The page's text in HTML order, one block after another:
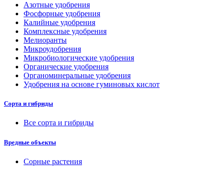
Азотные удобрения
Фосфорные удобрения
Калийные удобрения
Комплексные удобрения
Мелиоранты
Микроудобрения
Микробиологические удобрения
Органические удобрения
Органоминеральные удобрения
Удобрения на основе гуминовых кислот
Сорта и гибриды
Все сорта и гибриды
Вредные объекты
Сорные растения